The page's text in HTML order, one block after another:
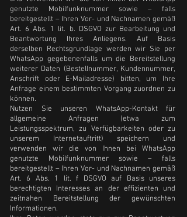
genutzte Mobilfunknummer sowie – falls
bereitgestellt – Ihren Vor- und Nachnamen gemäß
Art. 6 Abs. 1 lit. b. DSGVO zur Bearbeitung und
Beantwortung Ihres Anliegens. Auf Basis
derselben Rechtsgrundlage werden wir Sie per
WhatsApp gegebenenfalls um die Bereitstellung
weiterer Daten (Bestellnummer, Kundennummer,
Anschrift oder E-Mailadresse) bitten, um Ihre
Anfrage einem bestimmten Vorgang zuordnen zu
können.
Nutzen Sie unseren WhatsApp-Kontakt für
allgemeine Anfragen (etwa zum
Leistungsspektrum, zu Verfügbarkeiten oder zu
unserem Internetauftritt) speichern und
verwenden wir die von Ihnen bei WhatsApp
genutzte Mobilfunknummer sowie – falls
bereitgestellt – Ihren Vor- und Nachnamen gemäß
Art. 6 Abs. 1 lit. f DSGVO auf Basis unseres
berechtigten Interesses an der effizienten und
zeitnahen Bereitstellung der gewünschten
Informationen.